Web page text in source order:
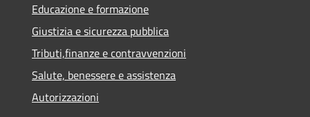
Educazione e formazione
Giustizia e sicurezza pubblica
Tributi,finanze e contravvenzioni
Salute, benessere e assistenza
Autorizzazioni